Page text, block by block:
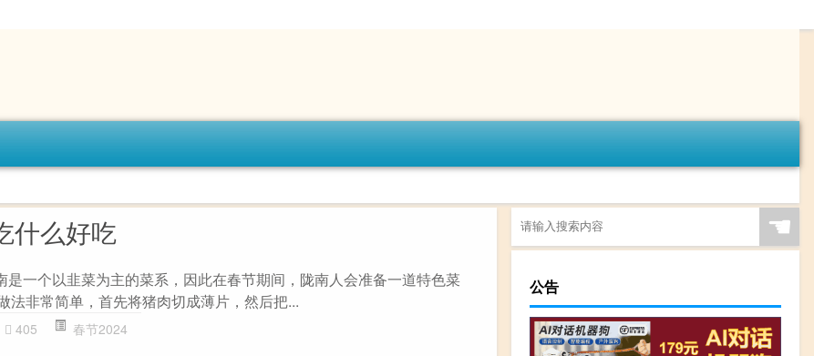
什么好吃
是一个以韭菜为主的菜系，因此在春节期间，陇南人会准备一道特色菜
非常简单，首先将猪肉切成薄片，然后把...
405 春节2024
☚
公告